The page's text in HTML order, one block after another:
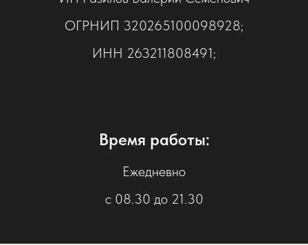
ОГРНИП 320265100098928;
ИНН 263211808491;
Время работы:
Ежедневно
с 08.30 до 21.30